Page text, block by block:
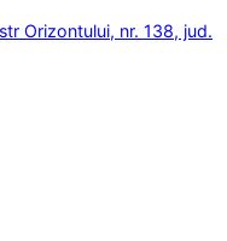
Orizontului, nr. 138, jud.